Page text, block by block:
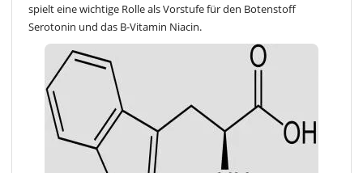
spielt eine wichtige Rolle als Vorstufe für den Botenstoff
Serotonin und das B-Vitamin Niacin.